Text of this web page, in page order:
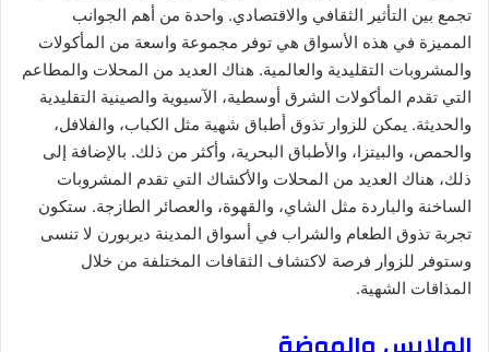
تجمع بين التأثير الثقافي والاقتصادي. واحدة من أهم الجوانب
المميزة في هذه الأسواق هي توفر مجموعة واسعة من المأكولات
والمشروبات التقليدية والعالمية. هناك العديد من المحلات والمطاعم
التي تقدم المأكولات الشرق أوسطية، الآسيوية والصينية التقليدية
والحديثة. يمكن للزوار تذوق أطباق شهية مثل الكباب، والفلافل،
والحمص، والبيتزا، والأطباق البحرية، وأكثر من ذلك. بالإضافة إلى
ذلك، هناك العديد من المحلات والأكشاك التي تقدم المشروبات
الساخنة والباردة مثل الشاي، والقهوة، والعصائر الطازجة. ستكون
تجربة تذوق الطعام والشراب في أسواق المدينة ديربورن لا تنسى
وستوفر للزوار فرصة لاكتشاف الثقافات المختلفة من خلال
المذاقات الشهية.